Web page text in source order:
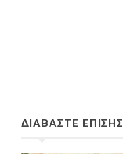
ΔΙΑΒΑΣΤΕ ΕΠΙΣΗΣ